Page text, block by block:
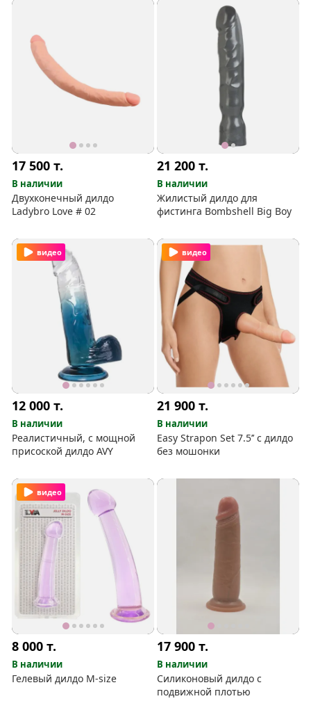
17 500т.
В наличии
Двухконечный дилдо
Ladybro Love # 02
21 200т.
В наличии
Жилистый дилдо для
фистинга Bombshell Big Boy
видео
12 000т.
В наличии
Реалистичный, с мощной
присоской дилдо AVY
видео
21 900т.
В наличии
Easy Strapon Set 7.5’’ с дилдо
без мошонки
видео
8 000т.
В наличии
Гелевый дилдо M-size
17 900т.
В наличии
Силиконовый дилдо с
подвижной плотью